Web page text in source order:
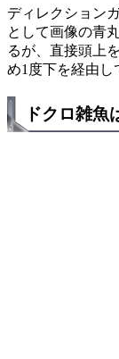
ディレクション
として画像の青
るが、直接頭上
め1度下を経由し
ドクロ雑魚